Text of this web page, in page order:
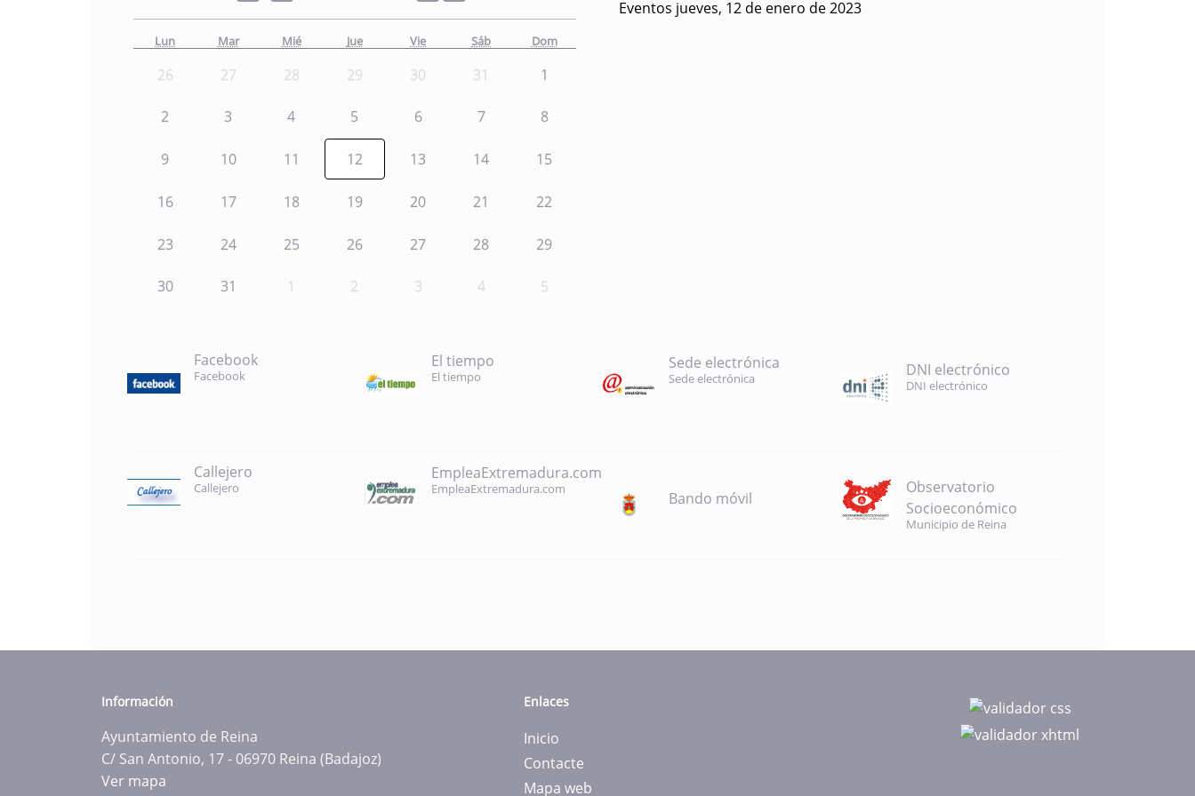
Lun Mar Mié Jue Vie Sáb Dom
26 27 28 29 30 31 1
2 3 4 5 6 7 8
9 10 11 12 13 14 15
16 17 18 19 20 21 22
23 24 25 26 27 28 29
30 31 1 2 3 4 5
Eventos jueves, 12 de enero de 2023
Facebook
Facebook
El tiempo
El tiempo
Sede electrónica
Sede electrónica DNI electrónico
DNI electrónico
Callejero
Callejero
EmpleaExtremadura.com
EmpleaExtremadura.com
Bando móvil
Observatorio
Socioeconómico
Municipio de Reina
Información
Ayuntamiento de Reina
C/ San Antonio, 17 - 06970 Reina (Badajoz)
Ver mapa
Enlaces
Inicio
Contacte
Mapa web